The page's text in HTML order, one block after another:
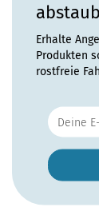
Erhalte
Produkten
rostfreie